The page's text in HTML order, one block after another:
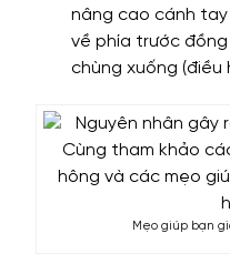
nâng cao cánh tay
về phía trước
chùng xuống (điều
Mẹo giúp bạn